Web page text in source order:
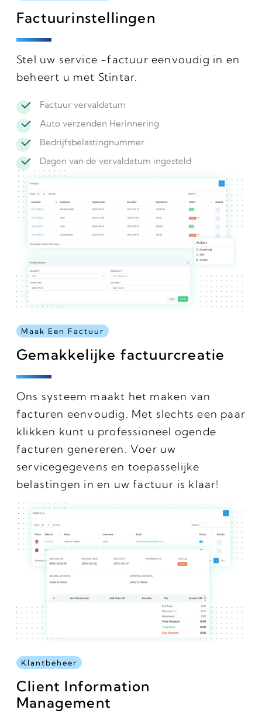
Factuurinstellingen
Stel uw service -factuur eenvoudig in en
beheert u met Stintar.
Factuur vervaldatum
Auto verzenden Herinnering
Bedrijfsbelastingnummer
Dagen van de vervaldatum ingesteld
Maak Een Factuur
Gemakkelijke factuurcreatie
Ons systeem maakt het maken van
facturen eenvoudig. Met slechts een paar
klikken kunt u professioneel ogende
facturen genereren. Voer uw
servicegegevens en toepasselijke
belastingen in en uw factuur is klaar!
Klantbeheer
Client Information
Management